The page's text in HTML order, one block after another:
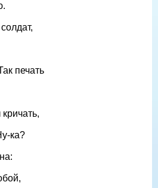
печать
ка?